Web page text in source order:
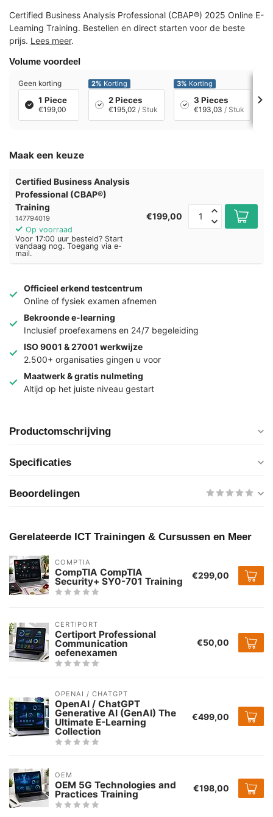
Certified Business Analysis Professional (CBAP®) 2025 Online E-
Learning Training. Bestellen en direct starten voor de beste
prijs. Lees meer.
Volume voordeel
Geen korting
1 Piece
€199,00
2% Korting
2 Pieces
€195,02 / Stuk
3% Korting
3 Pieces
€193,03 / Stuk
Maak een keuze
Certified Business Analysis
Professional (CBAP®)
Training
147794019
Op voorraad
Voor 17:00 uur besteld? Start
vandaag nog. Toegang via e-
mail.
€199,00
Officieel erkend testcentrum
Online of fysiek examen afnemen
Bekroonde e-learning
Inclusief proefexamens en 24/7 begeleiding
ISO 9001 & 27001 werkwijze
2.500+ organisaties gingen u voor
Maatwerk & gratis nulmeting
Altijd op het juiste niveau gestart
Productomschrijving
Specificaties
Beoordelingen
Gerelateerde ICT Trainingen & Cursussen en Meer
COMPTIA
CompTIA CompTIA
Security+ SY0-701 Training €299,00
CERTIPORT
Certiport Professional
Communication
oefenexamen
€50,00
OPENAI / CHATGPT
OpenAI / ChatGPT
Generative AI (GenAI) The
Ultimate E-Learning
Collection
€499,00
OEM
OEM 5G Technologies and
Practices Training €198,00